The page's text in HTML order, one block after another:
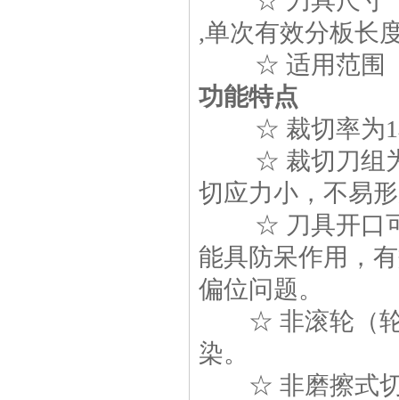
,单次有效分板长
☆ 适用范围
功能特点
☆ 裁切率为1
☆ 裁切刀组为
切应力小，不易
☆ 刀具开口可
能具防呆作用，
偏位问题。
☆ 非滚轮（轮
染。
☆ 非磨擦式切